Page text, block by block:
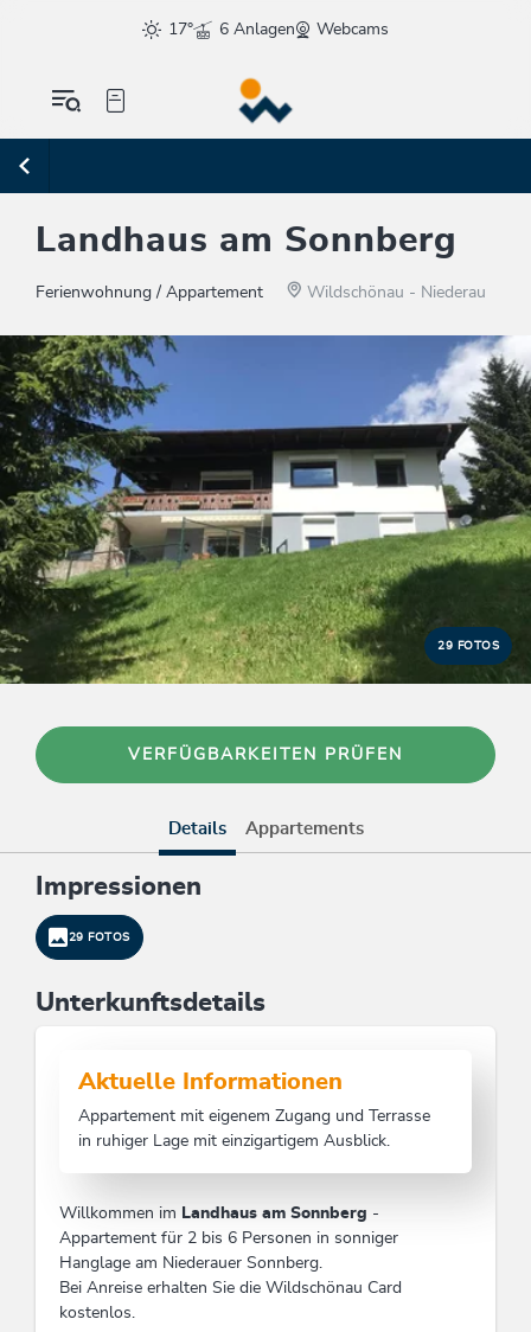
17° 6 Anlagen Webcams
Landhaus am Sonnberg
Ferienwohnung / Appartement Wildschönau - Niederau
29 FOTOS
VERFÜGBARKEITEN PRÜFEN
Details Appartements
Impressionen
29 FOTOS
Unterkunftsdetails
Aktuelle Informationen
Appartement mit eigenem Zugang und Terrasse
in ruhiger Lage mit einzigartigem Ausblick.
Willkommen im Landhaus am Sonnberg -
Appartement für 2 bis 6 Personen in sonniger
Hanglage am Niederauer Sonnberg.
Bei Anreise erhalten Sie die Wildschönau Card
kostenlos.